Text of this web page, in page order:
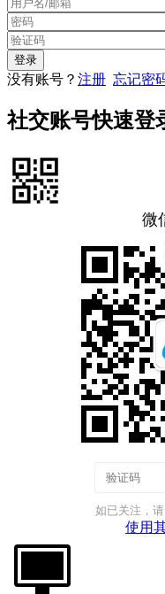
没有账号？ 注册 忘记密
社交账号快速登
微
如已关注，
使用